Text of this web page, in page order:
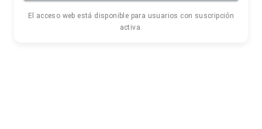
El acceso web está disponible para usuarios con suscripción
activa.